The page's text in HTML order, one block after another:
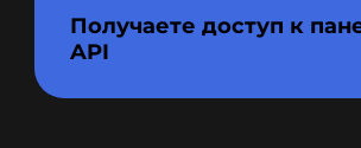
Получаете доступ к
API